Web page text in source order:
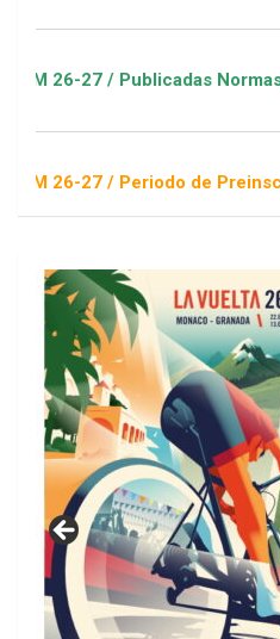
/ Publicadas Normas, Guía y
/ Periodo de